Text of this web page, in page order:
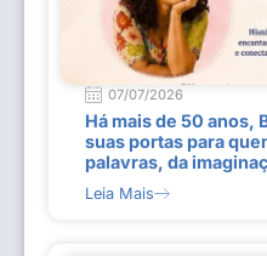
07/07/2026
Há mais de 50 anos,
suas portas para
palavras, da
Leia Mais